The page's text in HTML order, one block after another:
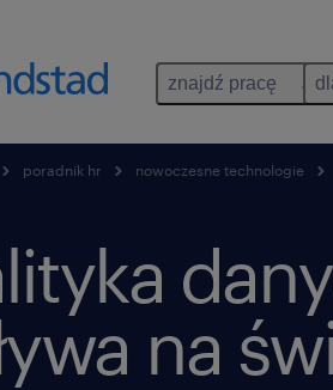
znajdź pracę
poradnik hr nowoczesne technologie
na